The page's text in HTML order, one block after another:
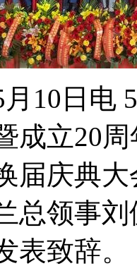
10日电
成立20
届庆典
总领事
表致辞。